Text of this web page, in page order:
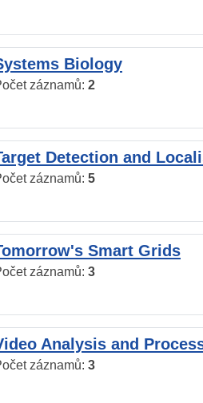
Biology
záznamů: 2
Detection and
záznamů: 5
Smart Grids
záznamů: 3
Analysis and
záznamů: 3